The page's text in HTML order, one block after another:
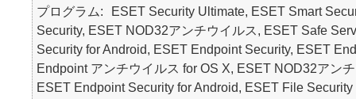
プログラム
ESET Security Ultimate, ESET Smart
Security, ESET NOD32アンチウイルス, ESET Safe
Security for Android, ESET Endpoint Security, ESET
Endpoint アンチウイルス for OS X, ESET NOD32アン
ESET Endpoint Security for Android, ESET File